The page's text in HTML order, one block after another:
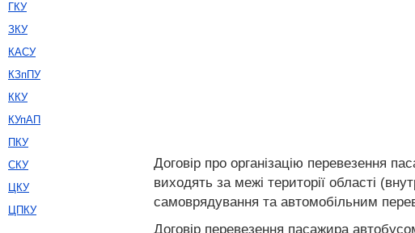
Договір про організацію перевезення
виходять за межі території області
самоврядування та автомобільним
Договір перевезення пасажира
ГКУ
ЗКУ
КАСУ
КЗпПУ
ККУ
КУпАП
ПКУ
СКУ
ЦКУ
ЦПКУ